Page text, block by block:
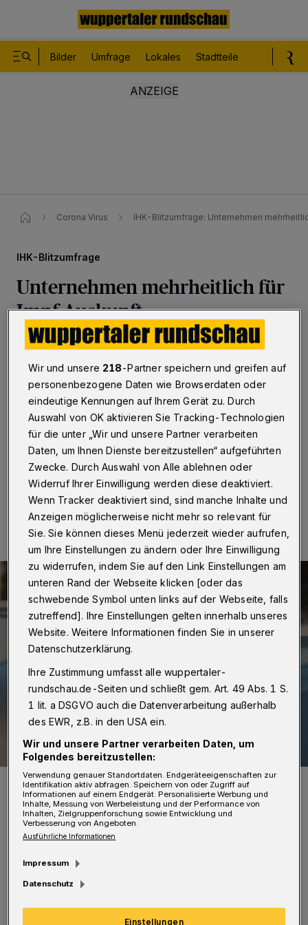
Bilder Umfrage Lokales Stadtteile
Corona Virus IHK-Blitzumfrage: Unternehmen
IHK-Blitzumfrage
Unternehmen mehrheitlich für
Impf-Auskunft
Wuppertal·Die bergischen Unternehmerinnen und
den Impfstatus ihrer Mitarbeiterinnen und Mitarbeiter
erfragen dürfen. „Bei unserer aktuellen Blitzumfrage
sprachen sich 76 Prozent dafür aus, nur 21 Prozent
waren dagegen“, so Michael Wenge,
Hauptgeschäftsführer der Bergischen IHK. Insgesamt
hatten sich 598 Betriebe an der Umfrage beteiligt.
10.09.2021 , 14:15 Uhr Eine Minute Lesezeit
Geimpft oder nicht – das ist hier die Frage ...
Foto: Christoph Petersen
A ktuell dürfen Arbeitgeber nur in wenigen
ausgewählten Bereichen (Kitas, Schulen)
Wir und unsere 218-Partner speichern und greifen auf
personenbezogene Daten wie Browserdaten oder
eindeutige Kennungen auf Ihrem Gerät zu. Durch
Auswahl von OK aktivieren Sie Tracking-Technologien
für die unter „Wir und unsere Partner verarbeiten
Daten, um Ihnen Dienste bereitzustellen“ aufgeführten
Zwecke. Durch Auswahl von Alle ablehnen oder
Widerruf Ihrer Einwilligung werden diese deaktiviert.
Wenn Tracker deaktiviert sind, sind manche Inhalte und
Anzeigen möglicherweise nicht mehr so relevant für
Sie. Sie können dieses Menü jederzeit wieder aufrufen,
um Ihre Einstellungen zu ändern oder Ihre Einwilligung
zu widerrufen, indem Sie auf den Link Einstellungen am
unteren Rand der Webseite klicken [oder das
schwebende Symbol unten links auf der Webseite, falls
zutreffend]. Ihre Einstellungen gelten innerhalb unseres
Website. Weitere Informationen finden Sie in unserer
Datenschutzerklärung.
Ihre Zustimmung umfasst alle wuppertaler-
rundschau.de-Seiten und schließt gem. Art. 49 Abs. 1 S.
1 lit. a DSGVO auch die Datenverarbeitung außerhalb
des EWR, z.B. in den USA ein.
Wir und unsere Partner verarbeiten Daten, um
Folgendes bereitzustellen:
Verwendung genauer Standortdaten. Endgeräteeigenschaften zur
Identifikation aktiv abfragen. Speichern von oder Zugriff auf
Informationen auf einem Endgerät. Personalisierte Werbung und
Inhalte, Messung von Werbeleistung und der Performance von
Inhalten, Zielgruppenforschung sowie Entwicklung und
Verbesserung von Angeboten.
Ausführliche Informationen
Impressum
Datenschutz
Einstellungen